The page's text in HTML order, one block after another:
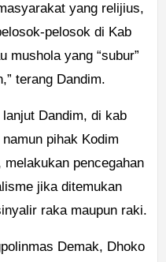
yang relijius,
pelosok di Kab
mushola yang “subur”
terang Dandim.
Dandim, di kab
pihak Kodim
pencegahan
jika ditemukan
raka maupun raki.
Demak, Dhoko